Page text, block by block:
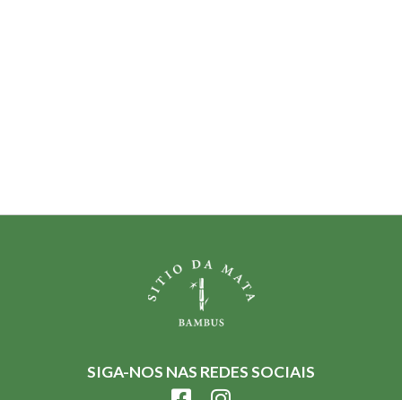
SIGA-NOS NAS REDES SOCIAIS